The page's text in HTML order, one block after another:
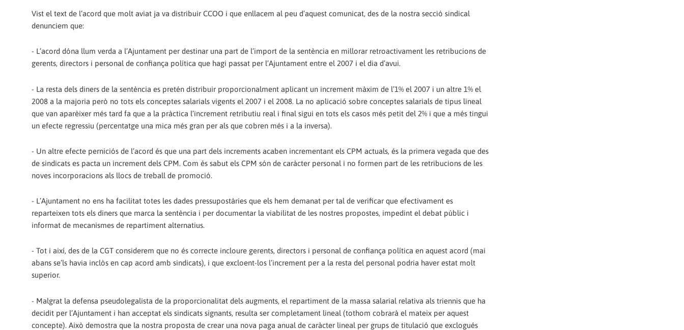
Vist el text de l’acord que molt aviat ja va distribuir CCOO i que enllacem al peu d’aquest comunicat, des de la nostra secció sindical
denunciem que:
- L’acord dóna llum verda a l’Ajuntament per destinar una part de l’import de la sentència en millorar retroactivament les retribucions de
gerents, directors i personal de confiança política que hagi passat per l’Ajuntament entre el 2007 i el dia d’avui.
- La resta dels diners de la sentència es pretén distribuir proporcionalment aplicant un increment màxim de l’1% el 2007 i un altre 1% el
2008 a la majoria però no tots els conceptes salarials vigents el 2007 i el 2008. La no aplicació sobre conceptes salarials de tipus lineal
que van aparèixer més tard fa que a la pràctica l’increment retributiu real i final sigui en tots els casos més petit del 2% i que a més tingui
un efecte regressiu (percentatge una mica més gran per als que cobren més i a la inversa).
- Un altre efecte perniciós de l’acord és que una part dels increments acaben incrementant els CPM actuals, és la primera vegada que des
de sindicats es pacta un increment dels CPM. Com és sabut els CPM són de caràcter personal i no formen part de les retribucions de les
noves incorporacions als llocs de treball de promoció.
- L’Ajuntament no ens ha facilitat totes les dades pressupostàries que els hem demanat per tal de verificar que efectivament es
reparteixen tots els diners que marca la sentència i per documentar la viabilitat de les nostres propostes, impedint el debat públic i
informat de mecanismes de repartiment alternatius.
- Tot i així, des de la CGT considerem que no és correcte incloure gerents, directors i personal de confiança política en aquest acord (mai
abans se’ls havia inclòs en cap acord amb sindicats), i que excloent-los l’increment per a la resta del personal podria haver estat molt
superior.
- Malgrat la defensa pseudolegalista de la proporcionalitat dels augments, el repartiment de la massa salarial relativa als triennis que ha
decidit per l’Ajuntament i han acceptat els sindicats signants, resulta ser completament lineal (tothom cobrarà el mateix per aquest
concepte). Això demostra que la nostra proposta de crear una nova paga anual de caràcter lineal per grups de titulació que exclogués